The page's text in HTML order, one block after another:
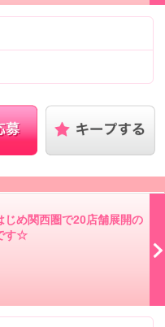
じめ関西圏で20店舗展開の
す☆